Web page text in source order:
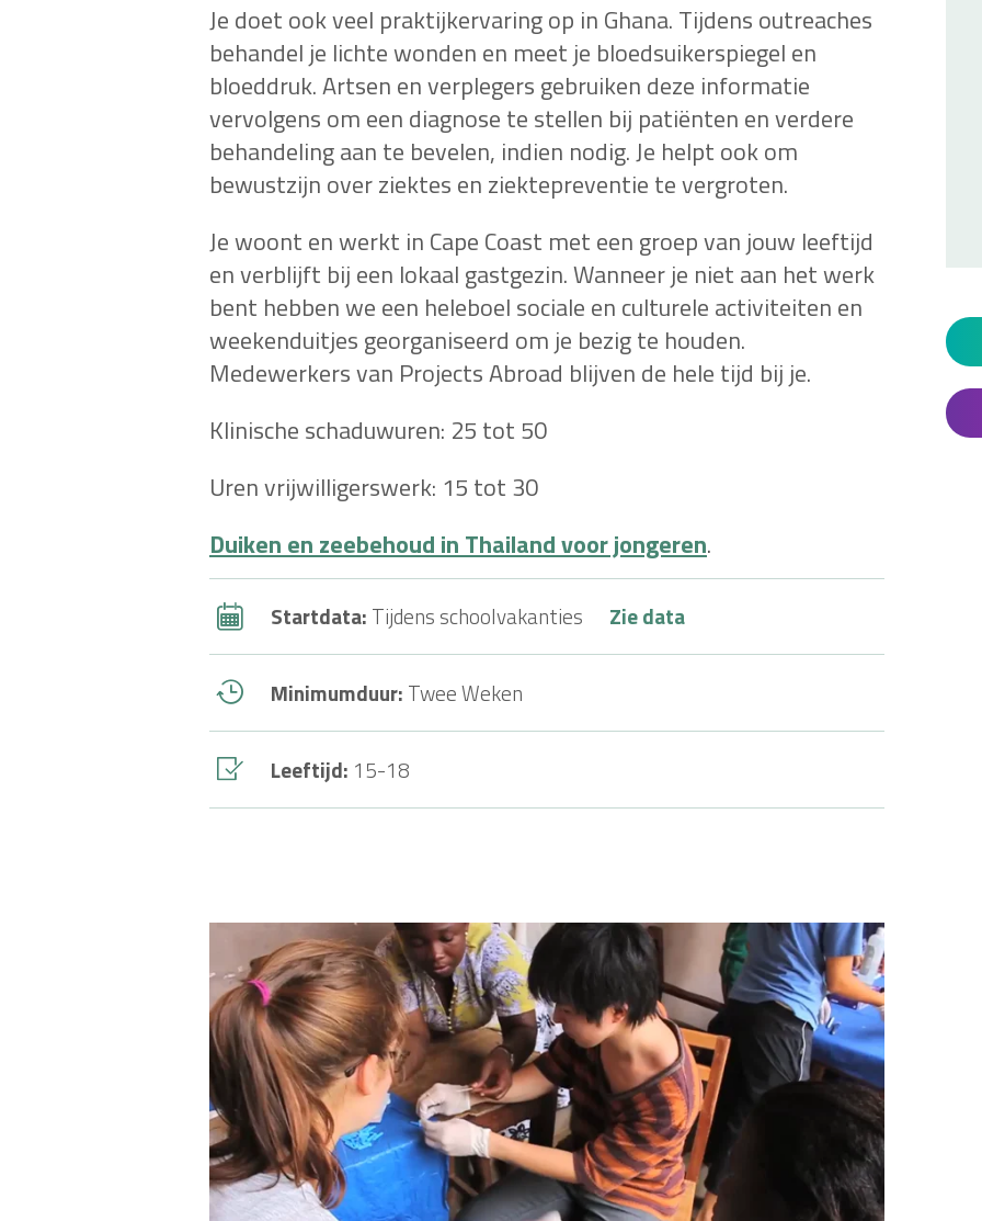
Je doet ook veel praktijkervaring op in Ghana. Tijdens outreaches
behandel je lichte wonden en meet je bloedsuikerspiegel en
bloeddruk. Artsen en verplegers gebruiken deze informatie
vervolgens om een diagnose te stellen bij patiënten en verdere
behandeling aan te bevelen, indien nodig. Je helpt ook om
bewustzijn over ziektes en ziektepreventie te vergroten.
Je woont en werkt in Cape Coast met een groep van jouw leeftijd
en verblijft bij een lokaal gastgezin. Wanneer je niet aan het werk
bent hebben we een heleboel sociale en culturele activiteiten en
weekenduitjes georganiseerd om je bezig te houden.
Medewerkers van Projects Abroad blijven de hele tijd bij je.
Klinische schaduwuren: 25 tot 50
Uren vrijwilligerswerk: 15 tot 30
Duiken en zeebehoud in Thailand voor jongeren.
Startdata: Tijdens schoolvakanties Zie data
Minimumduur: Twee Weken
Leeftijd: 15-18